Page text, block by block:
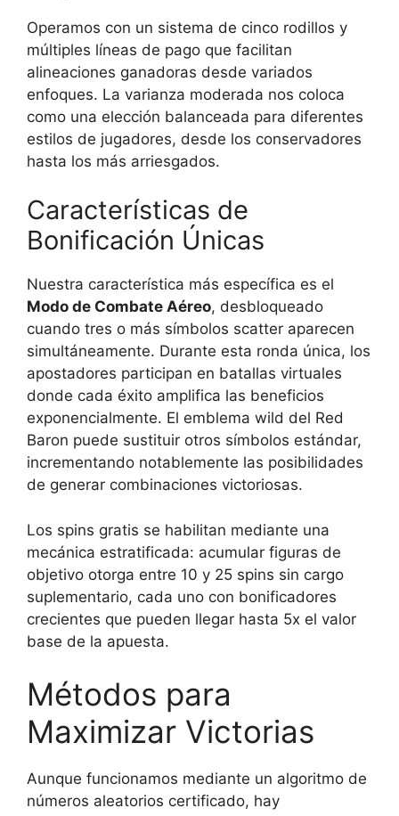
Operamos con un sistema de cinco rodillos y
múltiples líneas de pago que facilitan
alineaciones ganadoras desde variados
enfoques. La varianza moderada nos coloca
como una elección balanceada para diferentes
estilos de jugadores, desde los conservadores
hasta los más arriesgados.
Características de
Bonificación Únicas
Nuestra característica más específica es el
Modo de Combate Aéreo, desbloqueado
cuando tres o más símbolos scatter aparecen
simultáneamente. Durante esta ronda única, los
apostadores participan en batallas virtuales
donde cada éxito amplifica las beneficios
exponencialmente. El emblema wild del Red
Baron puede sustituir otros símbolos estándar,
incrementando notablemente las posibilidades
de generar combinaciones victoriosas.
Los spins gratis se habilitan mediante una
mecánica estratificada: acumular figuras de
objetivo otorga entre 10 y 25 spins sin cargo
suplementario, cada uno con bonificadores
crecientes que pueden llegar hasta 5x el valor
base de la apuesta.
Métodos para
Maximizar Victorias
Aunque funcionamos mediante un algoritmo de
números aleatorios certificado, hay